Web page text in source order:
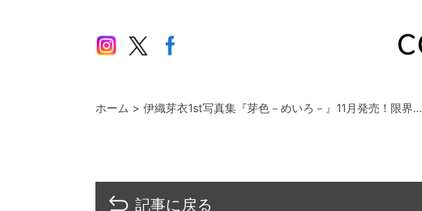
ホーム 伊織芽衣1st写真集『芽色－めいろ－』11月発売！限界…
記事に戻る